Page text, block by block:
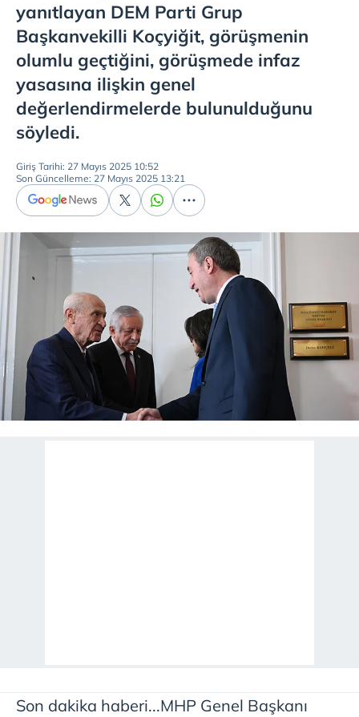
yanıtlayan DEM Parti Grup
Başkanvekilli Koçyiğit, görüşmenin
olumlu geçtiğini, görüşmede infaz
yasasına ilişkin genel
değerlendirmelerde bulunulduğunu
söyledi.
Giriş Tarihi: 27 Mayıs 2025 10:52
Son Güncelleme: 27 Mayıs 2025 13:21
Son dakika haberi...MHP Genel Başkanı